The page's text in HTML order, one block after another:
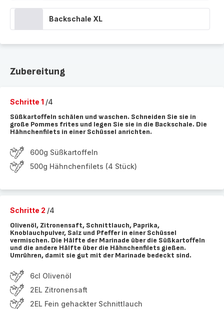
Backschale XL
Zubereitung
Schritte 1 /4
Süßkartoffeln schälen und waschen. Schneiden Sie sie in
große Pommes frites und legen Sie sie in die Backschale. Die
Hähnchenfilets in einer Schüssel anrichten.
600g Süßkartoffeln
500g Hähnchenfilets (4 Stück)
Schritte 2 /4
Olivenöl, Zitronensaft, Schnittlauch, Paprika,
Knoblauchpulver, Salz und Pfeffer in einer Schüssel
vermischen. Die Hälfte der Marinade über die Süßkartoffeln
und die andere Hälfte über die Hähnchenfilets gießen.
Umrühren, damit sie gut mit der Marinade bedeckt sind.
6cl Olivenöl
2EL Zitronensaft
2EL Fein gehackter Schnittlauch